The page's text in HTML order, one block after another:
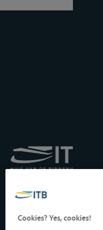
het Transport langs de
Drukpersstraat 19
1000 Brussel, België
Cookies? Yes, cookies!